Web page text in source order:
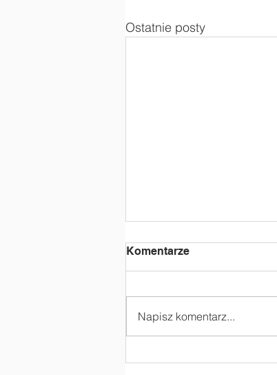
Ostatnie posty
Komentarze
Napisz komentarz...